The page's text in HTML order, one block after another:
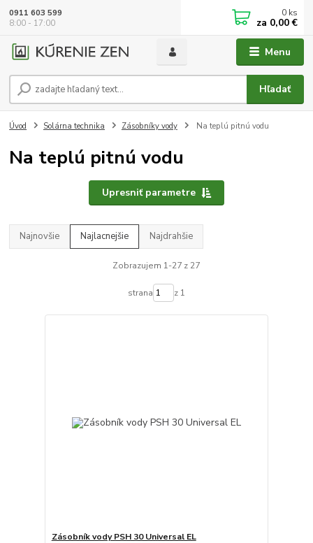
Menu
Hľadať
0911 603 599
8:00 - 17:00
0 ks
za 0,00 €
Úvod Solárna technika Zásobníky vody Na teplú pitnú vodu
Na teplú pitnú vodu
Upresniť parametre
Najnovšie Najlacnejšie Najdrahšie
Zobrazujem 1-27 z 27
strana z 1
Zásobník vody PSH 30 Universal EL